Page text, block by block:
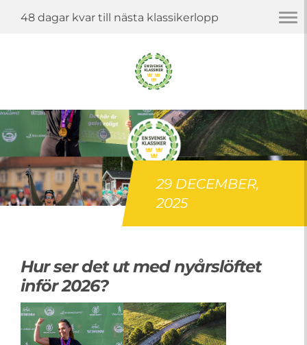
48 dagar kvar till nästa klassikerlopp
29 DECEMBER,
2025
Hur ser det ut med nyårslöftet
inför 2026?